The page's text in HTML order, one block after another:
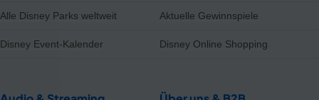
Alle Disney Parks weltweit
Disney Event-Kalender
Aktuelle Gewinnspiele
Disney Online Shopping